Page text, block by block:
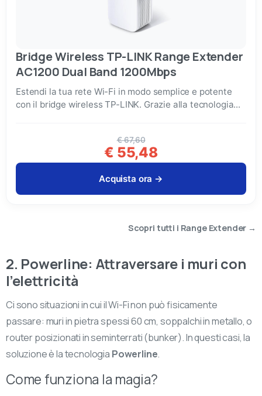
Bridge Wireless TP-LINK Range Extender
AC1200 Dual Band 1200Mbps
Estendi la tua rete Wi-Fi in modo semplice e potente
con il bridge wireless TP-LINK. Grazie alla tecnologia...
€ 67,60
€ 55,48
Acquista ora →
Scopri tutti i Range Extender →
2. Powerline: Attraversare i muri con
l’elettricità
Ci sono situazioni in cui il Wi-Fi non può fisicamente
passare: muri in pietra spessi 60 cm, soppalchi in metallo, o
router posizionati in seminterrati (bunker). In questi casi, la
soluzione è la tecnologia Powerline.
Come funziona la magia?